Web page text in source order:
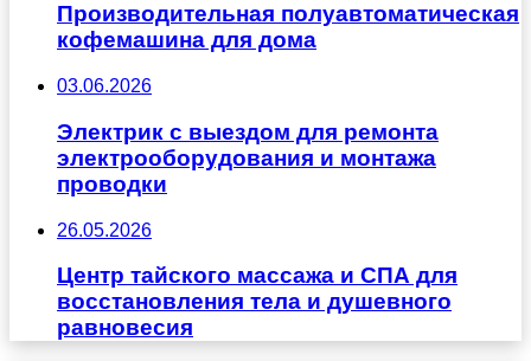
Производительная полуавтоматическая
кофемашина для дома
03.06.2026
Электрик с выездом для ремонта
электрооборудования и монтажа
проводки
26.05.2026
Центр тайского массажа и СПА для
восстановления тела и душевного
равновесия